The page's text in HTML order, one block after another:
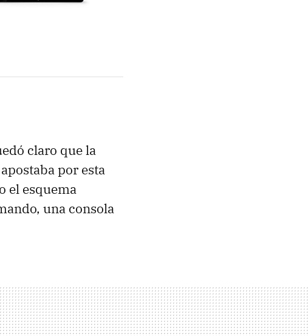
claro que la
por esta
el esquema
una consola